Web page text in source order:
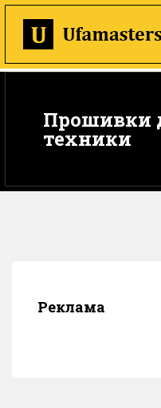
Прошивки
техники
Реклама